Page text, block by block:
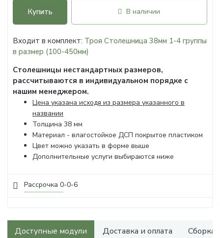
Рассрочка 0-0-6
Купить В наличии
Входит в комплект: Троя Столешница 38мм 1-4 группы
в размер (100-450мм)
Столешницы нестандартных размеров,
рассчитываются в индивидуальном порядке с
нашим менеджером.
Цена указана исходя из размера указанного в
названии
Толщина 38 мм
Материал - влагостойкое ДСП покрытое пластиком
Цвет можно указать в форме выше
Дополнительные услуги выбираются ниже
Доступные модули Доставка и оплата Сборка